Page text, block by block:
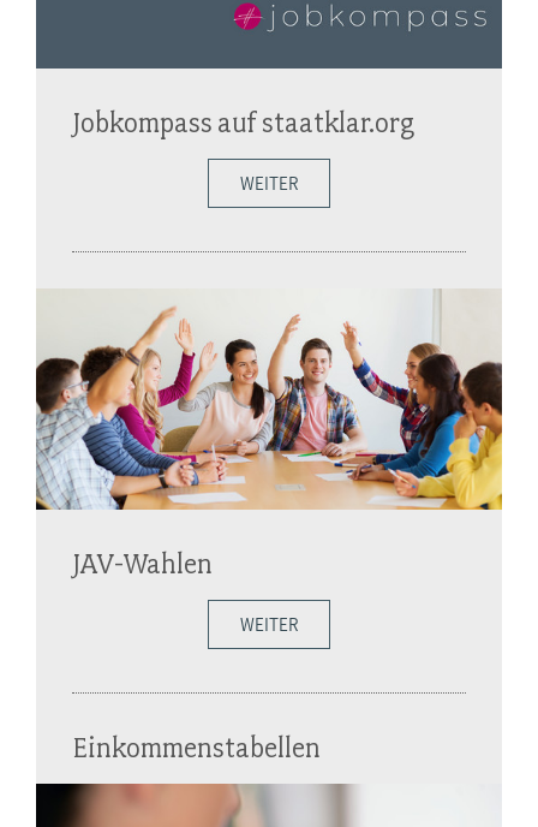
Jobkompass auf staatklar.org
WEITER
JAV-Wahlen
WEITER
Einkommenstabellen